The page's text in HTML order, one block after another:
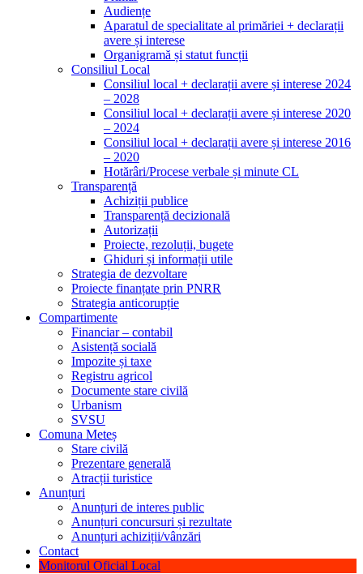
Audiențe
Aparatul de specialitate al primăriei + declarații
avere și interese
Organigramă și statut funcții
Consiliul Local
Consiliul local + declarații avere și interese 2024
– 2028
Consiliul local + declarații avere și interese 2020
– 2024
Consiliul local + declarații avere și interese 2016
– 2020
Hotărâri/Procese verbale și minute CL
Transparență
Achiziții publice
Transparență decizională
Autorizații
Proiecte, rezoluții, bugete
Ghiduri și informații utile
Strategia de dezvoltare
Proiecte finanțate prin PNRR
Strategia anticorupție
Compartimente
Financiar – contabil
Asistență socială
Impozite și taxe
Registru agricol
Documente stare civilă
Urbanism
SVSU
Comuna Meteș
Stare civilă
Prezentare generală
Atracții turistice
Anunțuri
Anunțuri de interes public
Anunțuri concursuri și rezultate
Anunțuri achiziții/vânzări
Contact
Monitorul Oficial Local